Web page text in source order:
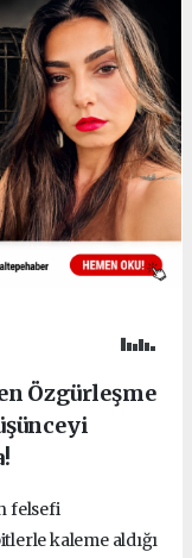
Özgürleşme
felsefi
kaleme aldığı